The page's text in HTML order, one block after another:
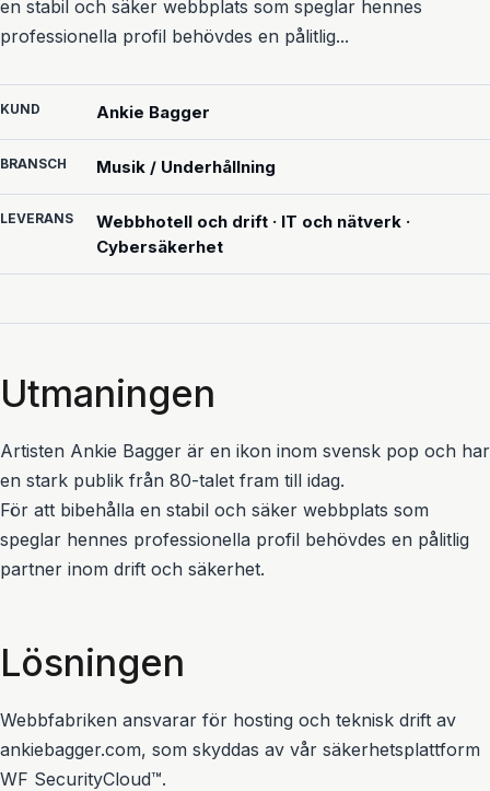
en stabil och säker webbplats som speglar hennes
professionella profil behövdes en pålitlig...
KUND Ankie Bagger
BRANSCH Musik / Underhållning
LEVERANS
Webbhotell och drift · IT och nätverk ·
Cybersäkerhet
Utmaningen
Artisten Ankie Bagger är en ikon inom svensk pop och har
en stark publik från 80-talet fram till idag.
För att bibehålla en stabil och säker webbplats som
speglar hennes professionella profil behövdes en pålitlig
partner inom drift och säkerhet.
Lösningen
Webbfabriken ansvarar för hosting och teknisk drift av
ankiebagger.com, som skyddas av vår säkerhetsplattform
WF SecurityCloud™.